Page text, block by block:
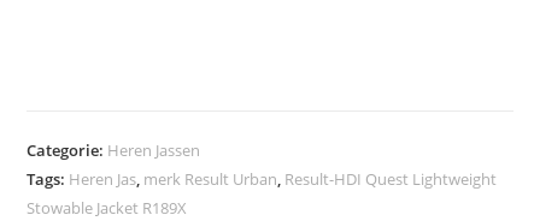
Categorie: Heren Jassen
Tags: Heren Jas, merk Result Urban, Result-HDI Quest Lightweight
Stowable Jacket R189X